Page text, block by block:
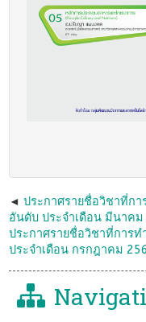
ประกาศรายชื่อวิชาที่กา
อันดับ ประจำเดือน มีนาคม
ประกาศรายชื่อวิชาที่การ
ประจำเดือน กรกฎาคม